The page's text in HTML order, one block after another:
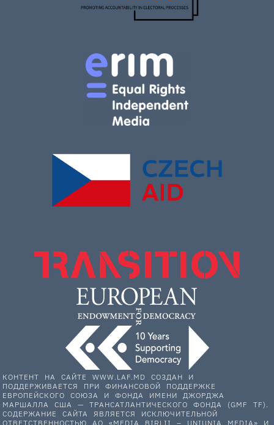
КОНТЕНТ НА САЙТЕ WWW.LAF.MD СОЗДАН И
ПОДДЕРЖИВАЕТСЯ ПРИ ФИНАНСОВОЙ ПОДДЕРЖКЕ
ЕВРОПЕЙСКОГО СОЮЗА И ФОНДА ИМЕНИ ДЖОРДЖА
МАРШАЛЛА США — ТРАНСАТЛАНТИЧЕСКОГО ФОНДА (GMF TF).
СОДЕРЖАНИЕ САЙТА ЯВЛЯЕТСЯ ИСКЛЮЧИТЕЛЬНОЙ
ОТВЕТСТВЕННОСТЬЮ АО «MEDIA BIRLII – UNIUNIA MEDIA» И